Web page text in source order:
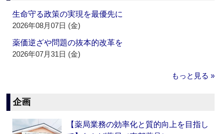
生命守る政策の実現を最優先に
2026年08月07日 (金)
薬価逆ざや問題の抜本的改革を
2026年07月31日 (金)
もっと見る »
企画
【薬局業務の効率化と質的向上を目指し